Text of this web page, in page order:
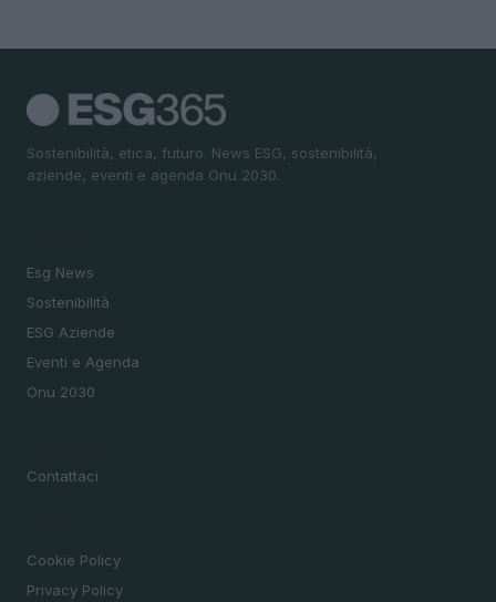
Sostenibilità, etica, futuro. News ESG, sostenibilità,
aziende, eventi e agenda Onu 2030.
Esg News
Sostenibilità
ESG Aziende
Eventi e Agenda
Onu 2030
Contattaci
Cookie Policy
Privacy Policy